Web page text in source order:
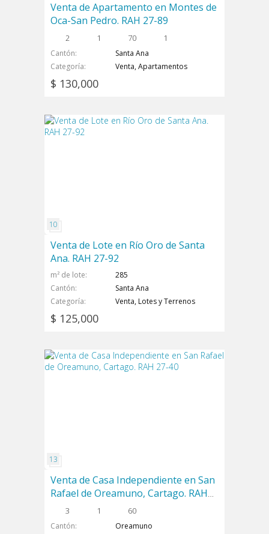
Venta de Apartamento en Montes de
Oca-San Pedro. RAH 27-89
2 1 70 1
Cantón
Santa Ana
Categoría
Venta, Apartamentos
$ 130,000
Venta de Lote en Río Oro de Santa
Ana. RAH 27-92
m² de lote
285
Cantón
Santa Ana
Categoría
Venta, Lotes y Terrenos
$ 125,000
Venta de Casa Independiente en San
Rafael de Oreamuno, Cartago. RAH
27-40
3 1 60
Cantón Oreamuno